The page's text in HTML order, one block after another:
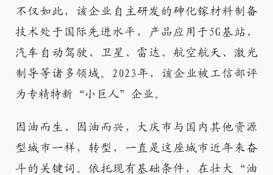
不仅如此，该企业自主研发的砷化镓材料制备
技术处于国际先进水平，产品应用于5G基站、
汽车自动驾驶、卫星、雷达、航空航天、激光
制导等诸多领域。2023年，该企业被工信部评
为专精特新“小巨人”企业。
因油而生、因油而兴，大庆市与国内其他资源
型城市一样，转型，一直是这座城市近年来奋
斗的关键词。依托现有基础条件，在壮大“油